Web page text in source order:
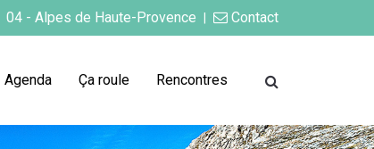
04 - Alpes de Haute-Provence Contact
Agenda Ça roule Rencontres